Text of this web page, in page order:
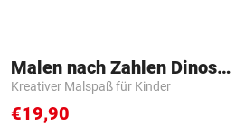
Malen nach Zahlen Dinosaurier
Kreativer Malspaß für Kinder
€19,90